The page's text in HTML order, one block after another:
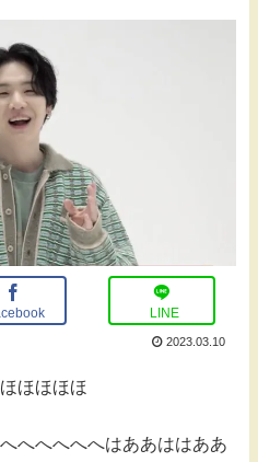
LINE
2023.03.10
ほほほほ
へへへへへはああははああ